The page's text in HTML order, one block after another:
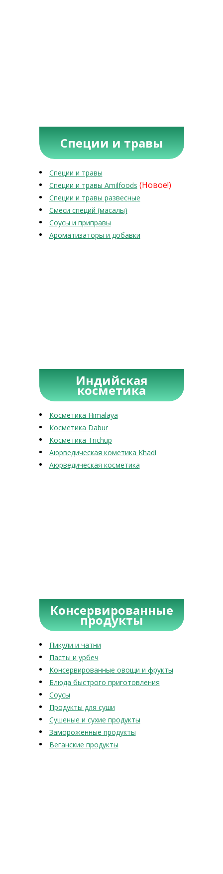
Специи и травы
Специи и травы
Специи и травы Amilfoods (Новое!)
Специи и травы развесные
Смеси специй (масалы)
Соусы и приправы
Ароматизаторы и добавки
Индийская
косметика
Косметика Himalaya
Косметика Dabur
Косметика Trichup
Аюрведическая кометика Khadi
Аюрведическая косметика
Консервированные
продукты
Пикули и чатни
Пасты и урбеч
Консервированные овощи и фрукты
Блюда быстрого приготовления
Соусы
Продукты для суши
Сушеные и сухие продукты
Замороженные продукты
Веганские продукты